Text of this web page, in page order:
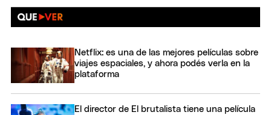
Netflix: es una de las mejores películas sobre
viajes espaciales, y ahora podés verla en la
plataforma
El director de El brutalista tiene una película